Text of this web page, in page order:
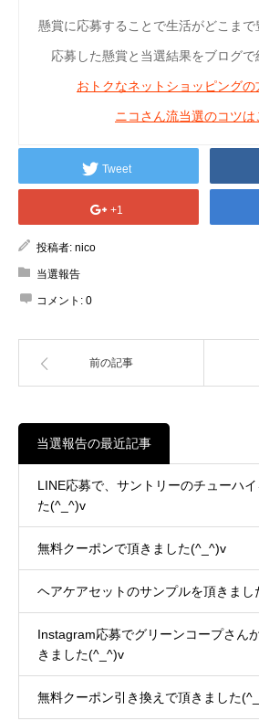
懸賞に応募することで生活がどこまで
応募した懸賞と当選結果をブログで
おトクなネットショッピングの
ニコさん流当選のコツは
Tweet
+1
投稿者: nico
当選報告
コメント: 0
前の記事
当選報告の最近記事
LINE応募で、サントリーのチューハ
た(^_^)v
無料クーポンで頂きました(^_^)v
ヘアケアセットのサンプルを頂きまし
Instagram応募でグリーンコープさん
きました(^_^)v
無料クーポン引き換えで頂きました